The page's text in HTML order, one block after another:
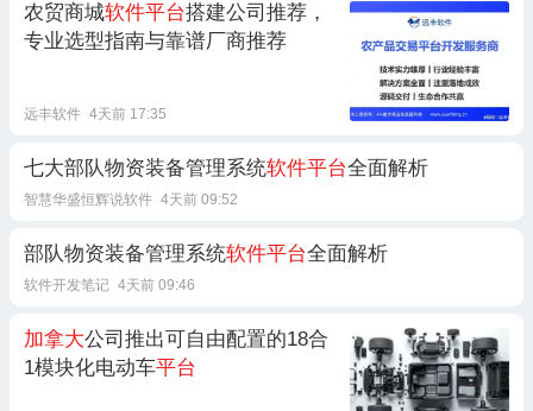
农贸商城软件平台搭建公司推荐，
专业选型指南与靠谱厂商推荐
远丰软件 4天前 17:35
七大部队物资装备管理系统软件平台全面解析
智慧华盛恒辉说软件 4天前 09:52
部队物资装备管理系统软件平台全面解析
软件开发笔记 4天前 09:46
加拿大公司推出可自由配置的18合
1模块化电动车平台